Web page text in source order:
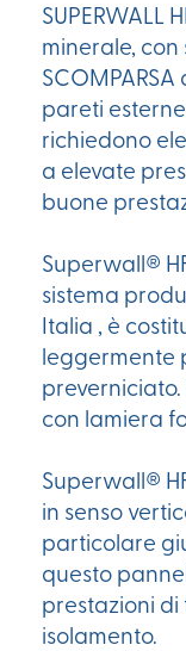
SUPERWALL
minerale, con
pareti
richiedono
a elevate
buone
Superwall®
sistema
Italia , è
leggermente
con lamiera
Superwall®
in senso
particolare
questo
prestazioni
isolamento.